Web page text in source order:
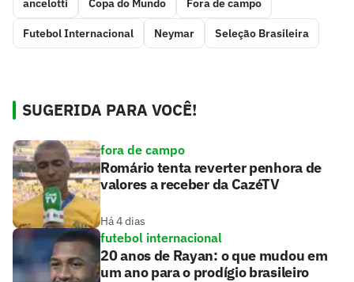
ancelotti Copa do Mundo Fora de campo
Futebol Internacional Neymar Seleção Brasileira
SUGERIDA PARA VOCÊ!
fora de campo
Romário tenta reverter penhora de
valores a receber da CazéTV
Há 4 dias
futebol internacional
20 anos de Rayan: o que mudou em
um ano para o prodígio brasileiro